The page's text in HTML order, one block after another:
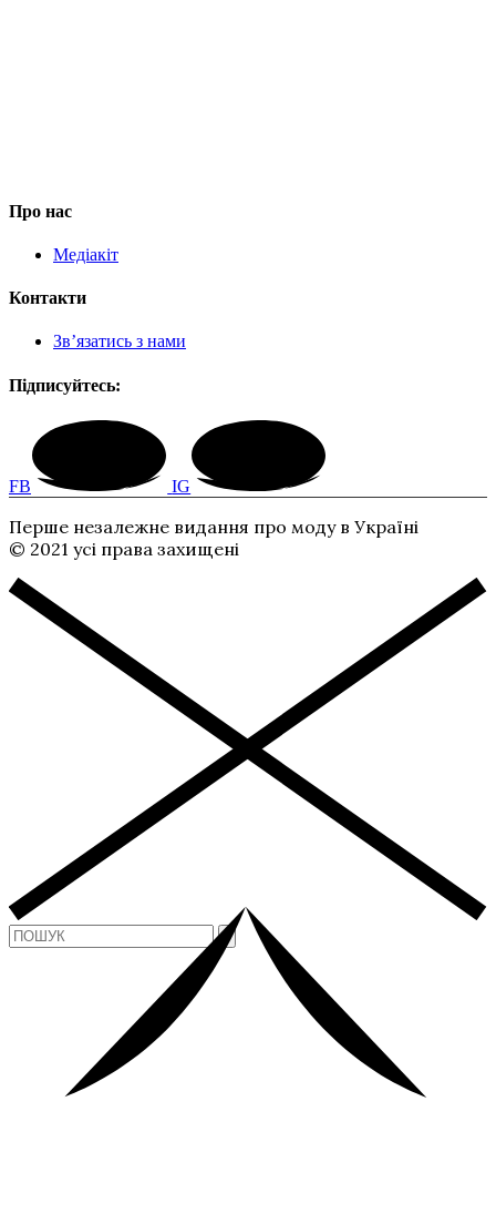
Про нас
Медіакіт
Контакти
Зв’язатись з нами
Підписуйтесь:
FB IG
Перше незалежне видання про моду в Україні
© 2021 усі права захищені